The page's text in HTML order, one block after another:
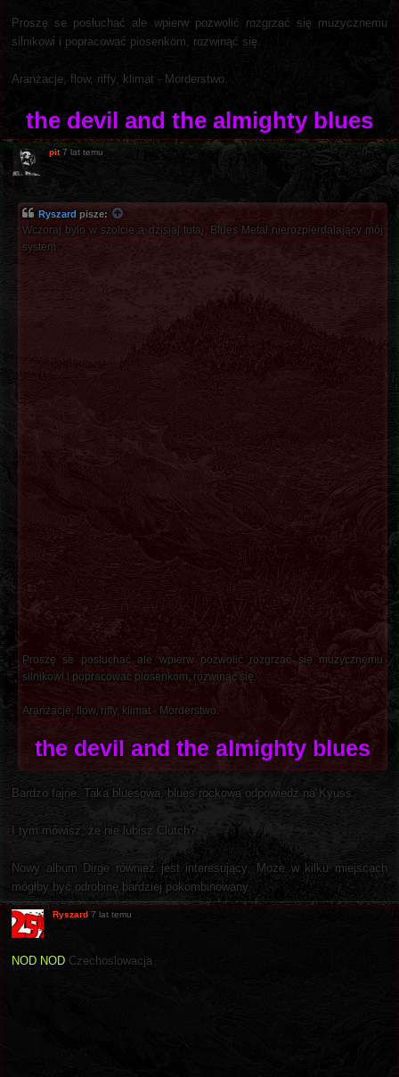
Proszę se posłuchać ale wpierw pozwolić rozgrzać się muzycznemu
silnikowi i popracować piosenkom, rozwinąć się.
Aranżacje, flow, riffy, klimat - Morderstwo.
the devil and the almighty blues
pit 7 lat temu
Ryszard pisze:
Wczoraj bylo w szolcie a dzisiaj tutaj, Blues Metal nierozpierdalający mój
system:
Proszę se posłuchać ale wpierw pozwolić rozgrzać się muzycznemu
silnikowi i popracować piosenkom, rozwinąć się.
Aranżacje, flow, riffy, klimat - Morderstwo.
the devil and the almighty blues
Bardzo fajne. Taka bluesowa, blues rockowa odpowiedź na Kyuss.
I tym mówisz, że nie lubisz Clutch?
Nowy album Dirge również jest interesujący. Może w kilku miejscach
mógłby być odrobinę bardziej pokombinowany.
Ryszard 7 lat temu
NOD NOD Czechoslowacja